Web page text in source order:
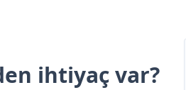
ihtiyaç var?